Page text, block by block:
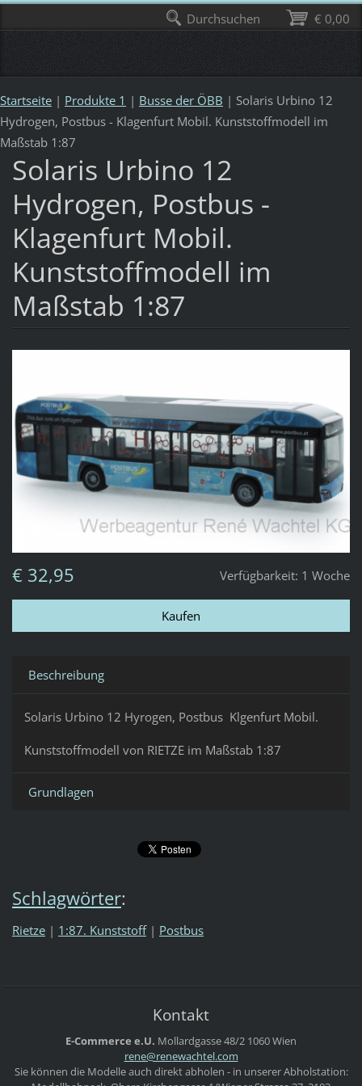
Startseite | Produkte 1 | Busse der ÖBB | Solaris Urbino 12
Hydrogen, Postbus - Klagenfurt Mobil. Kunststoffmodell im
Maßstab 1:87
Solaris Urbino 12
Hydrogen, Postbus -
Klagenfurt Mobil.
Kunststoffmodell im
Maßstab 1:87
Verfügbarkeit: 1 Woche
€ 32,95
Beschreibung
Solaris Urbino 12 Hyrogen, Postbus Klgenfurt Mobil.
Kunststoffmodell von RIETZE im Maßstab 1:87
Grundlagen
Schlagwörter:
Rietze | 1:87. Kunststoff | Postbus
Kontakt
E-Commerce e.U. Mollardgasse 48/2 1060 Wien
rene@renewachtel.com
Sie können die Modelle auch direkt abholen - in unserer Abholstation:
€ 0,00
Durchsuchen